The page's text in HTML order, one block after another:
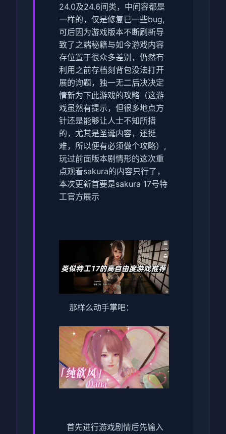
24.0及24.6间类，中间容都是
一样的，仅是修复已一些bug,
可后因为游戏版本不断刷新导
致了之端秘籍与如今游戏内容
存位置于很众多差别，仍然有
利用之前存档刻背包没法打开
展的询题，独一无二后决决定
情新为下此游戏的攻略（这游
戏虽然有提示，但很多地点方
针还是能够让人士不知所措
的，尤其是圣诞内容，还挺
难，所以便有必须做个攻略）,
玩过前面版本剧情形的这次重
点观看sakura的内容只行了，
本次更新首要是sakura 17号特
工官方展示
那样么动手掌吧：
首先进行游戏剧情后先输入